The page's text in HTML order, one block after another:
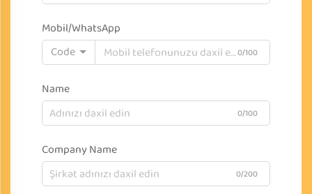
Mobil/WhatsApp
Code
0/100
Name
0/100
Company Name
0/200